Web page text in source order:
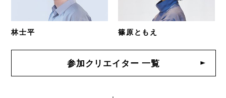
林士平 篠原ともえ
参加クリエイター 一覧